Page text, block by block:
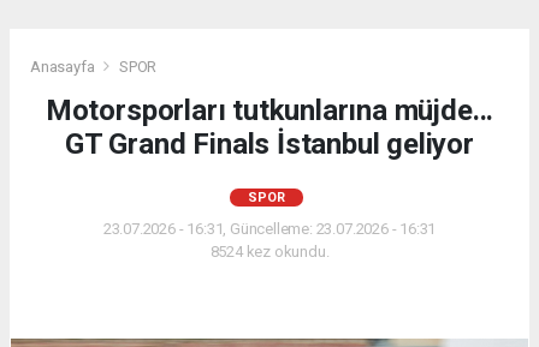
Anasayfa SPOR
Motorsporları tutkunlarına müjde...
GT Grand Finals İstanbul geliyor
SPOR
23.07.2026 - 16:31, Güncelleme: 23.07.2026 - 16:31
8524 kez okundu.